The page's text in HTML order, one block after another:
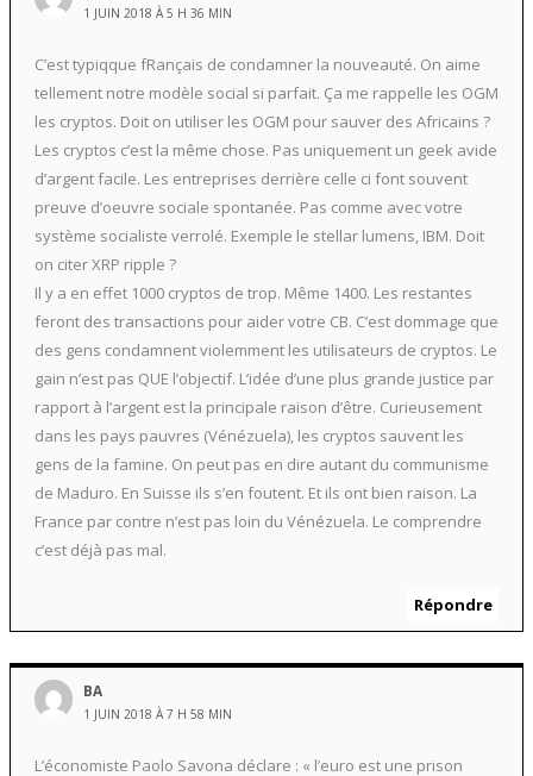
1 JUIN 2018 À 5 H 36 MIN
C’est typiqque fRançais de condamner la nouveauté. On aime
tellement notre modèle social si parfait. Ça me rappelle les OGM
les cryptos. Doit on utiliser les OGM pour sauver des Africains ?
Les cryptos c’est la même chose. Pas uniquement un geek avide
d’argent facile. Les entreprises derrière celle ci font souvent
preuve d’oeuvre sociale spontanée. Pas comme avec votre
système socialiste verrolé. Exemple le stellar lumens, IBM. Doit
on citer XRP ripple ?
Il y a en effet 1000 cryptos de trop. Même 1400. Les restantes
feront des transactions pour aider votre CB. C’est dommage que
des gens condamnent violemment les utilisateurs de cryptos. Le
gain n’est pas QUE l’objectif. L’idée d’une plus grande justice par
rapport à l’argent est la principale raison d’être. Curieusement
dans les pays pauvres (Vénézuela), les cryptos sauvent les
gens de la famine. On peut pas en dire autant du communisme
de Maduro. En Suisse ils s’en foutent. Et ils ont bien raison. La
France par contre n’est pas loin du Vénézuela. Le comprendre
c’est déjà pas mal.
Répondre
BA
1 JUIN 2018 À 7 H 58 MIN
L’économiste Paolo Savona déclare : « l’euro est une prison